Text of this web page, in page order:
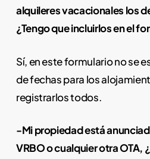
alquileres vacacionales los
¿Tengo que incluirlos en el
Sí, en este formulario no se
de fechas para los
registrarlos todos.
-Mi propiedad está
VRBO o cualquier otra OTA,